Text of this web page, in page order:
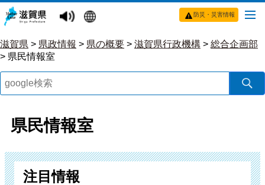
防災・災害情報
滋賀県 > 県政情報 > 県の概要 > 滋賀県行政機構 > 総合企画部
> 県民情報室
県民情報室
注目情報